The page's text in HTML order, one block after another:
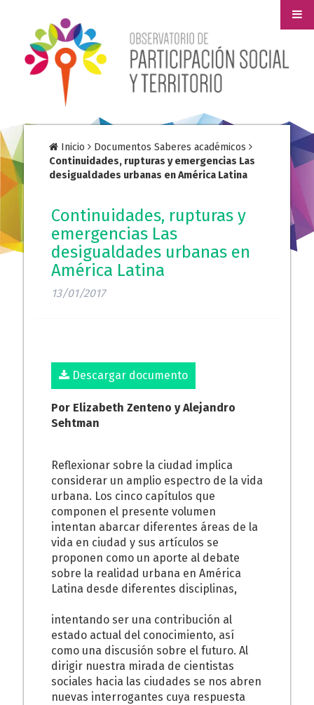
Inicio
Documentos Saberes académicos
Continuidades, rupturas y emergencias Las
desigualdades urbanas en América Latina
Continuidades, rupturas y
emergencias Las
desigualdades urbanas en
América Latina
13/01/2017
Descargar documento
Por Elizabeth Zenteno y Alejandro
Sehtman
Reflexionar sobre la ciudad implica
considerar un amplio espectro de la vida
urbana. Los cinco capítulos que
componen el presente volumen
intentan abarcar diferentes áreas de la
vida en ciudad y sus artículos se
proponen como un aporte al debate
sobre la realidad urbana en América
Latina desde diferentes disciplinas,
intentando ser una contribución al
estado actual del conocimiento, así
como una discusión sobre el futuro. Al
dirigir nuestra mirada de cientistas
sociales hacia las ciudades se nos abren
nuevas interrogantes cuya respuesta